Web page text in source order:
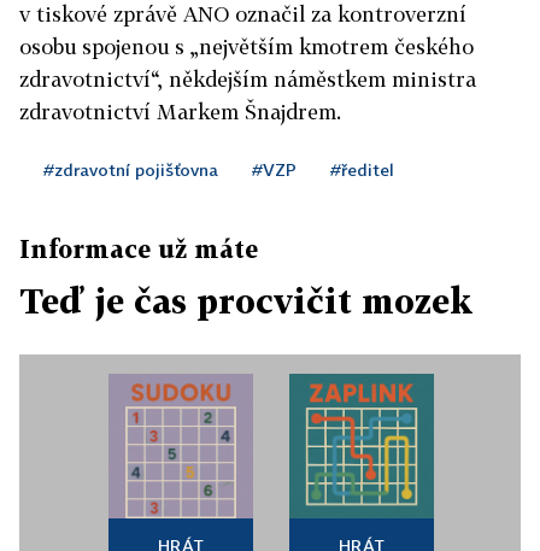
v tiskové zprávě ANO označil za kontroverzní
osobu spojenou s „největším kmotrem českého
zdravotnictví“, někdejším náměstkem ministra
zdravotnictví Markem Šnajdrem.
#zdravotní pojišťovna #VZP #ředitel
Informace už máte
Teď je čas procvičit mozek
HRÁT HRÁT